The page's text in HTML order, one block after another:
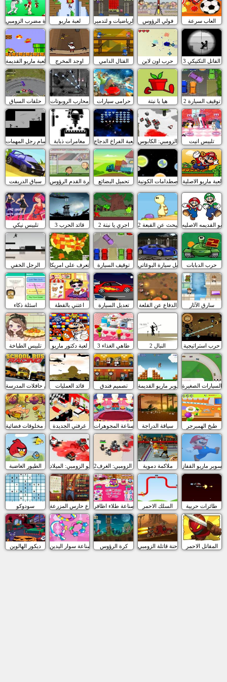
كرة مضرب الزومبي لعبة ماريو الرياضيات و لتدمير فولي الرؤوس العاب سرعة
لعبة ماريو القديمة اوجد المخرج القتال الدامي حرب اون لاين القاتل التكتيكي 3
حلقات السباق محارب الروبوتات حرامى سيارات هيا يا نبتة توقيف السيارة 2
سام رجل المهمات مغامرات ذبابة لعبة الفراخ الدجاج مقاتلو الزومبي: الكابوستلبيس انيت
سباق الدريفت كرة القدم الرؤوس تحميل البضائع الاصطدامات الكونية لعبة ماريو الاصلية
تلبيس نيكي قائد الحرب 3 اجري يا نبتة 2 البحث عن القبعة 2 القديمه الاصليه
الرجل الخفي تعرف على امريكا توقيف السيارة تعديل سيارة البوغاتي حرب الدبابات
اسئلة ذكاء اعتني بالقطة تعديل السيارة الدفاع عن القلعة سارق الآثار
تلبيس الطباخة لعبة دكتور ماريو طاهي الغذاء 3 النبال 2 حرب استراتيجية
سباق حافلات المدرسةقائد العمليات تصميم فندق سوبر ماريو القديمة السيارات الصغيرة
كرة مخلوقات فضائيةغرفتي الجديدة صناعة المجوهرات سياقة الدراجة طبخ الهمبرجر
الطيور الغاضبة مقاتلو الزومبي: الميلادمقاتلو الزومبي: الغرف2ملاكمة دموية سوبر ماريو القفاز
سودوكو المزارع حارس المزرعةصناعة طلاء اظافر السلك الاحمر طائرات حربية
ديكور الهالوين صناعة سوار اليدين كرة الرؤوس الشاحنة قاتلة الزومبي المقاتل الاحمر